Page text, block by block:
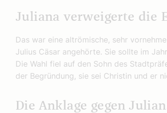
Juliana verweigerte die
Das war eine altrömische, sehr
Julius Cäsar angehörte. Sie sollte im
Die Wahl fiel auf den Sohn des
der Begründung, sie sei Christin und er
Die Anklage gegen